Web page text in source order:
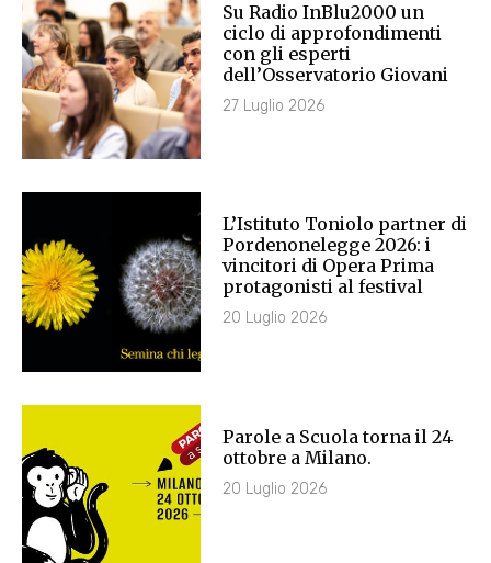
Su Radio InBlu2000 un
ciclo di approfondimenti
con gli esperti
dell’Osservatorio Giovani
27 Luglio 2026
L’Istituto Toniolo partner di
Pordenonelegge 2026: i
vincitori di Opera Prima
protagonisti al festival
20 Luglio 2026
Parole a Scuola torna il 24
ottobre a Milano.
20 Luglio 2026